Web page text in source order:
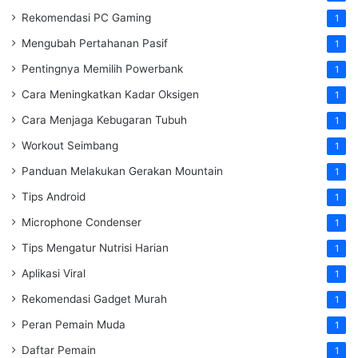
Rekomendasi PC Gaming 1
Mengubah Pertahanan Pasif 1
Pentingnya Memilih Powerbank 1
Cara Meningkatkan Kadar Oksigen 1
Cara Menjaga Kebugaran Tubuh 1
Workout Seimbang 1
Panduan Melakukan Gerakan Mountain 1
Tips Android 1
Microphone Condenser 1
Tips Mengatur Nutrisi Harian 1
Aplikasi Viral 1
Rekomendasi Gadget Murah 1
Peran Pemain Muda 1
Daftar Pemain 1